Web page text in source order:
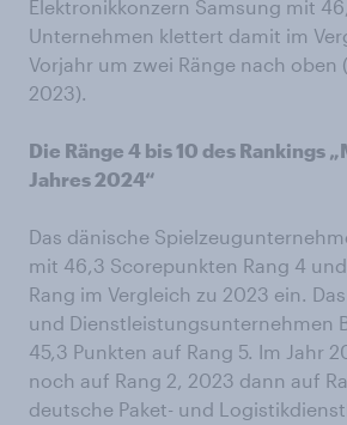
Elektronikkonzern Samsung mit
Unternehmen klettert damit im
Vorjahr um zwei Ränge nach oben
2023).
Die Ränge 4 bis 10 des Rankings
Jahres 2024“
Das dänische
mit 46,3 Scorepunkten Rang 4
Rang im Vergleich zu 2023 ein.
und Dienstleistungsunternehmen
45,3 Punkten auf Rang 5. Im Jahr
noch auf Rang 2, 2023 dann auf
deutsche Paket- und